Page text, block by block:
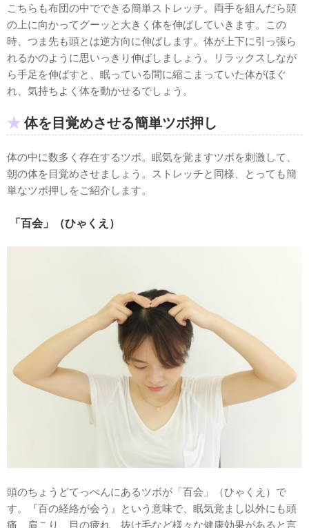
こちらも布団の中でできる簡単ストレッチ。両手を組んだら頭
の上に向かってグーッと大きく体を伸ばしていきます。この
時、つま先も頭とは逆方向に伸ばします。体が上下に引っ張ら
れるかのように思いっきり伸ばしましょう。リラックスしなが
ら手足を伸ばすと、眠っている間に縮こまっていた体がほぐ
れ、気持ちよく体を動かせるでしょう。
体を目覚めさせる簡単ツボ押し
体の中に数多く存在するツボ。眠気を覚ますツボを刺激して、
朝の体を目覚めさせましょう。ストレッチと同様、とっても簡
単なツボ押しをご紹介します。
「百会」（ひゃくえ）
頭のちょうどてっぺんにあるツボが「百会」（ひゃくえ）で
す。『百の経絡が会う』という意味で、眠気覚まし以外にも頭
痛、肩こり、目の疲れ、抜け毛など様々な健康効果があると言